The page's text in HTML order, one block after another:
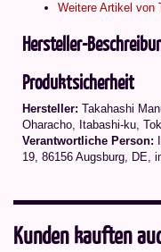
Weitere Artikel von
Hersteller-
Produktsicherheit
Hersteller: Takahashi
Oharacho, Itabashi-ku,
Verantwortliche Person:
19, 86156 Augsburg, DE,
Kunden kauften